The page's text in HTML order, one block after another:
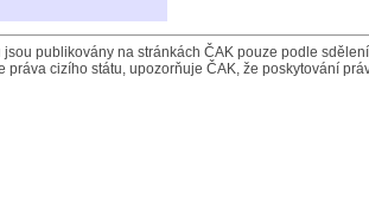
publikovány na stránkách ČAK pouze podle
cizího státu, upozorňuje ČAK, že poskytování